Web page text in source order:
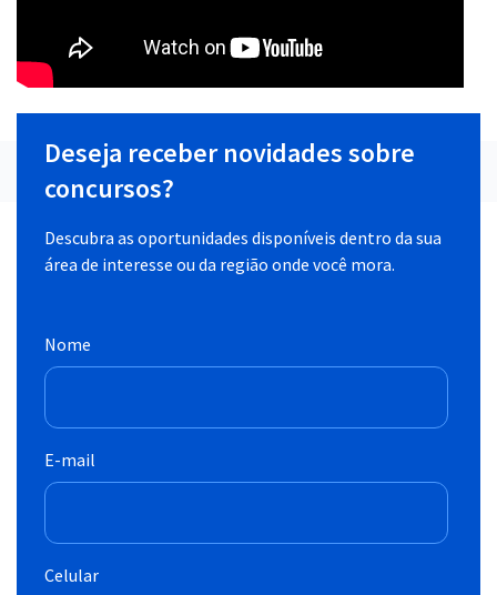
Deseja receber novidades sobre
concursos?
Descubra as oportunidades disponíveis dentro da sua
área de interesse ou da região onde você mora.
Nome
E-mail
Celular